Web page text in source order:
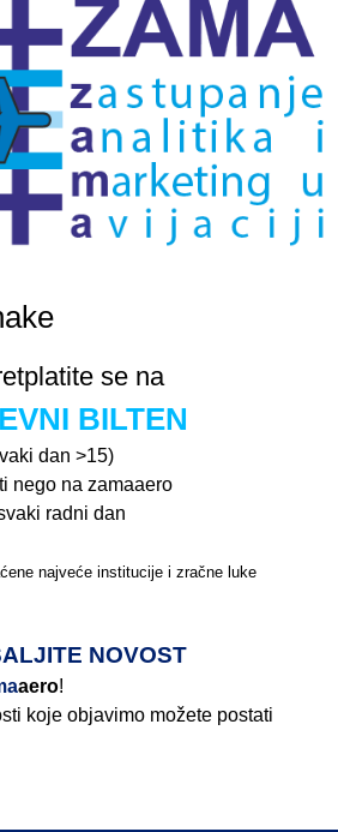
se na
BILTEN
dan >15)
nego na zamaaero
radni dan
najveće institucije i zračne luke
NOVOST
aero!
koje objavimo možete postati